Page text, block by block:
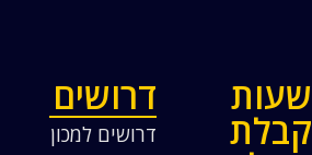
שעות
קבלת
דרושים
דרושים למכון